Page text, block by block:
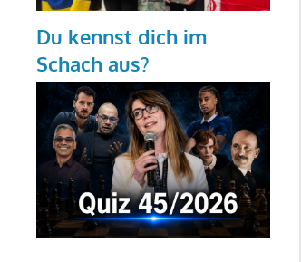
Du kennst dich im
Schach aus?